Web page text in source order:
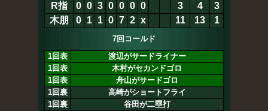
R指
0 0 3 0 0 0 0 3 4
3
木朋
0 1 1 0 7 2 x 11 13 1
7回コールド
1回表
渡辺がサードライナー
1回表
木村がセカンドゴロ
1回表
舟山がサードゴロ
1回裏
高崎がショートフライ
1回裏
谷田が二塁打